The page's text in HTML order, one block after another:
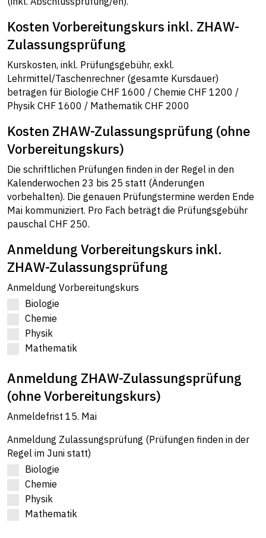
Kosten Vorbereitungskurs inkl. ZHAW-
Zulassungsprüfung
Kurskosten, inkl. Prüfungsgebühr, exkl.
Lehrmittel/Taschenrechner (gesamte Kursdauer)
betragen für Biologie CHF 1600 / Chemie CHF 1200 /
Physik CHF 1600 / Mathematik CHF 2000
Kosten ZHAW-Zulassungsprüfung (ohne
Vorbereitungskurs)
Die schriftlichen Prüfungen finden in der Regel in den
Kalenderwochen 23 bis 25 statt (Änderungen
vorbehalten). Die genauen Prüfungstermine werden Ende
Mai kommuniziert. Pro Fach beträgt die Prüfungsgebühr
pauschal CHF 250.
Anmeldung Vorbereitungskurs inkl.
ZHAW-Zulassungsprüfung
Anmeldung Vorbereitungskurs
Biologie
Chemie
Physik
Mathematik
Anmeldung ZHAW-Zulassungsprüfung
(ohne Vorbereitungskurs)
Anmeldefrist 15. Mai
Anmeldung Zulassungsprüfung (Prüfungen finden in der
Regel im Juni statt)
Biologie
Chemie
Physik
Mathematik